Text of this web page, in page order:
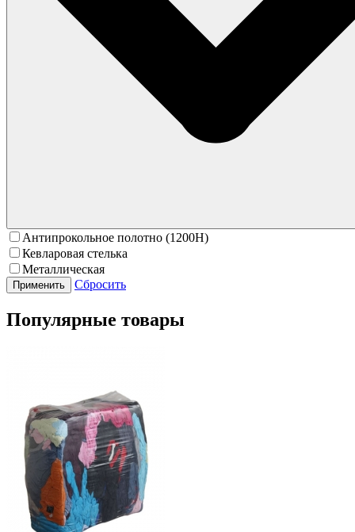
Антипрокольное полотно (1200Н)
Кевларовая стелька
Металлическая
Сбросить
Популярные товары